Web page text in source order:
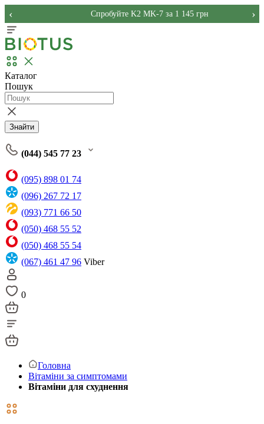
Спробуйте K2 MK-7 за 1 145 грн
‹ ›
Каталог
Пошук
Знайти
(044) 545 77 23
(095) 898 01 74
(096) 267 72 17
(093) 771 66 50
(050) 468 55 52
(050) 468 55 54
(067) 461 47 96 Viber
0
Головна
Вітаміни за симптомами
Вітаміни для схуднення